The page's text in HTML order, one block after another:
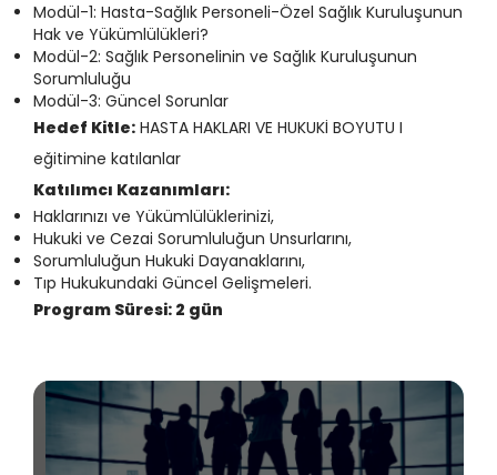
Modül-1: Hasta-Sağlık Personeli-Özel Sağlık Kuruluşunun
Hak ve Yükümlülükleri?
Modül-2: Sağlık Personelinin ve Sağlık Kuruluşunun
Sorumluluğu
Modül-3: Güncel Sorunlar
Hedef Kitle: HASTA HAKLARI VE HUKUKİ BOYUTU I
eğitimine katılanlar
Katılımcı Kazanımları:
Haklarınızı ve Yükümlülüklerinizi,
Hukuki ve Cezai Sorumluluğun Unsurlarını,
Sorumluluğun Hukuki Dayanaklarını,
Tıp Hukukundaki Güncel Gelişmeleri.
Program Süresi: 2 gün